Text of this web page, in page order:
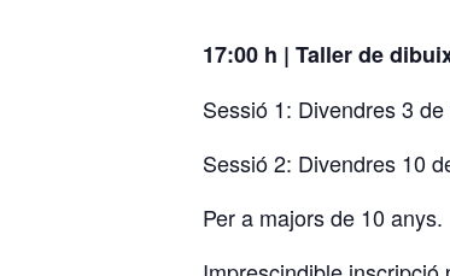
17:00 h | Taller de
Sessió 1: Divendres 3
Sessió 2: Divendres 10
Per a majors de 10 anys.